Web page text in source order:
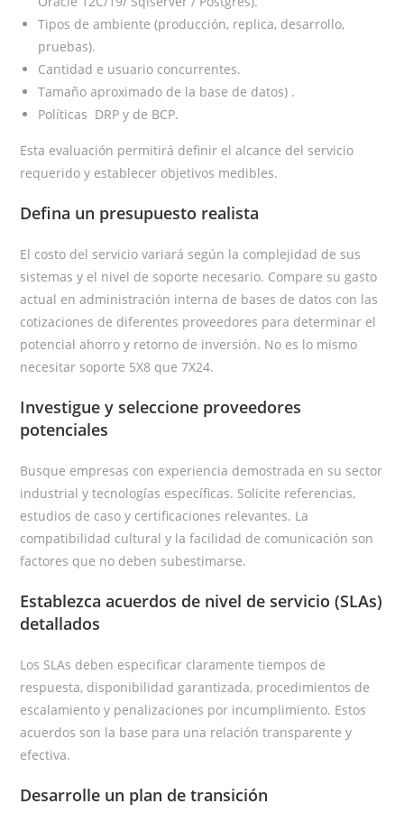
Tipos de ambiente (producción, replica, desarrollo,
pruebas).
Cantidad e usuario concurrentes.
Tamaño aproximado de la base de datos) .
Políticas DRP y de BCP.
Esta evaluación permitirá definir el alcance del servicio
requerido y establecer objetivos medibles.
Defina un presupuesto realista
El costo del servicio variará según la complejidad de sus
sistemas y el nivel de soporte necesario. Compare su gasto
actual en administración interna de bases de datos con las
cotizaciones de diferentes proveedores para determinar el
potencial ahorro y retorno de inversión. No es lo mismo
necesitar soporte 5X8 que 7X24.
Investigue y seleccione proveedores
potenciales
Busque empresas con experiencia demostrada en su sector
industrial y tecnologías específicas. Solicite referencias,
estudios de caso y certificaciones relevantes. La
compatibilidad cultural y la facilidad de comunicación son
factores que no deben subestimarse.
Establezca acuerdos de nivel de servicio (SLAs)
detallados
Los SLAs deben especificar claramente tiempos de
respuesta, disponibilidad garantizada, procedimientos de
escalamiento y penalizaciones por incumplimiento. Estos
acuerdos son la base para una relación transparente y
efectiva.
Desarrolle un plan de transición